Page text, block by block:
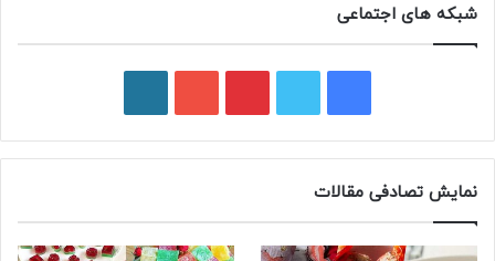
شبکه های اجتماعی
ی
س
ب
و
ی
ی
ت
و
ی
ر
پ
نمایش تصادفی مقالات